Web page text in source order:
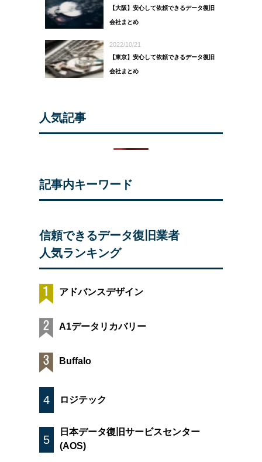
【大阪】安心して依頼できるデータ復旧
会社まとめ
2022/10/21
【東京】安心して依頼できるデータ復旧
会社まとめ
人気記事
記事内キーワード
信頼できるデータ復旧業者
人気ランキング
アドバンスデザイン
A1データリカバリー
Buffalo
4 ロジテック
5
日本データ復旧サービスセンター
(AOS)